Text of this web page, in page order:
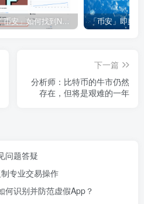
「币安」如何找到NFT合约地址？
下一篇
分析师：比特币的牛市仍然
存在，但将是艰难的一年
问题答疑
专业交易操作
何识别并防范虚假App？